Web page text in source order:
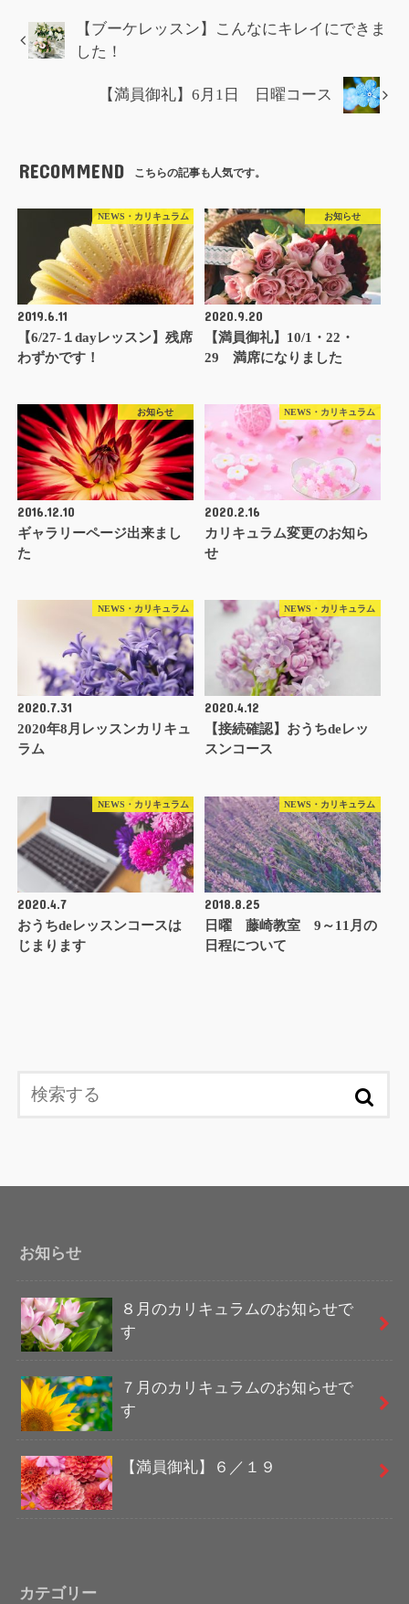
【ブーケレッスン】こんなにキレイにできま
した！
【満員御礼】6月1日 日曜コース
RECOMMEND こちらの記事も人気です。
NEWS・カリキュラム
2019.6.11
【6/27-１dayレッスン】残席
わずかです！
お知らせ
2020.9.20
【満員御礼】10/1・22・
29 満席になりました
お知らせ
2016.12.10
ギャラリーページ出来まし
た
NEWS・カリキュラム
2020.2.16
カリキュラム変更のお知ら
せ
NEWS・カリキュラム
2020.7.31
2020年8月レッスンカリキュ
ラム
NEWS・カリキュラム
2020.4.12
【接続確認】おうちdeレッ
スンコース
NEWS・カリキュラム
2020.4.7
おうちdeレッスンコースは
じまります
NEWS・カリキュラム
2018.8.25
日曜 藤崎教室 9～11月の
日程について
お知らせ
８月のカリキュラムのお知らせで
す
７月のカリキュラムのお知らせで
す
【満員御礼】６／１９
カテゴリー